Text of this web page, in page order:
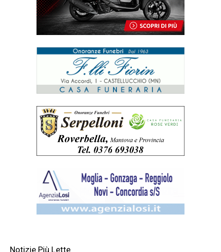
Notizie Più Lette